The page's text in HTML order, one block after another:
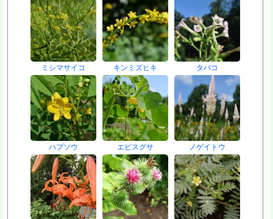
ミシマサイコ キンミズヒキ タバコ
ハブソウ エビスグサ ノゲイトウ